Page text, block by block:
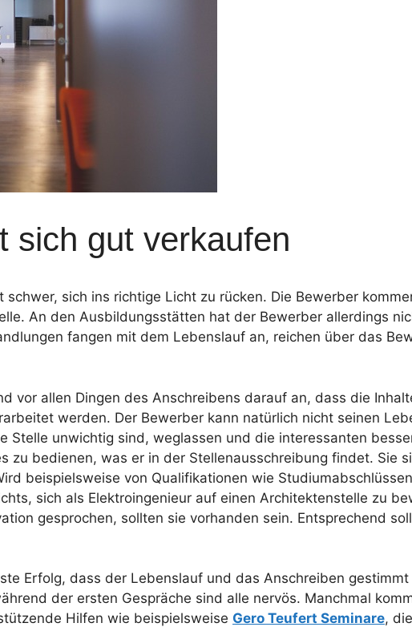
sich gut verkaufen
sich ins richtige Licht zu rücken. Die Bewerber
An den Ausbildungsstätten hat der Bewerber allerdings
fangen mit dem Lebenslauf an, reichen über das
vor allen Dingen des Anschreibens darauf an, dass die
werden. Der Bewerber kann natürlich nicht seinen
Stelle unwichtig sind, weglassen und die interessanten
zu bedienen, was er in der Stellenausschreibung findet. Sie
beispielsweise von Qualifikationen wie
sich als Elektroingenieur auf einen Architektenstelle zu
gesprochen, sollten sie vorhanden sein. Entsprechend
Erfolg, dass der Lebenslauf und das Anschreiben
der ersten Gespräche sind alle nervös. Manchmal
Hilfen wie beispielsweise Gero Teufert Seminare,